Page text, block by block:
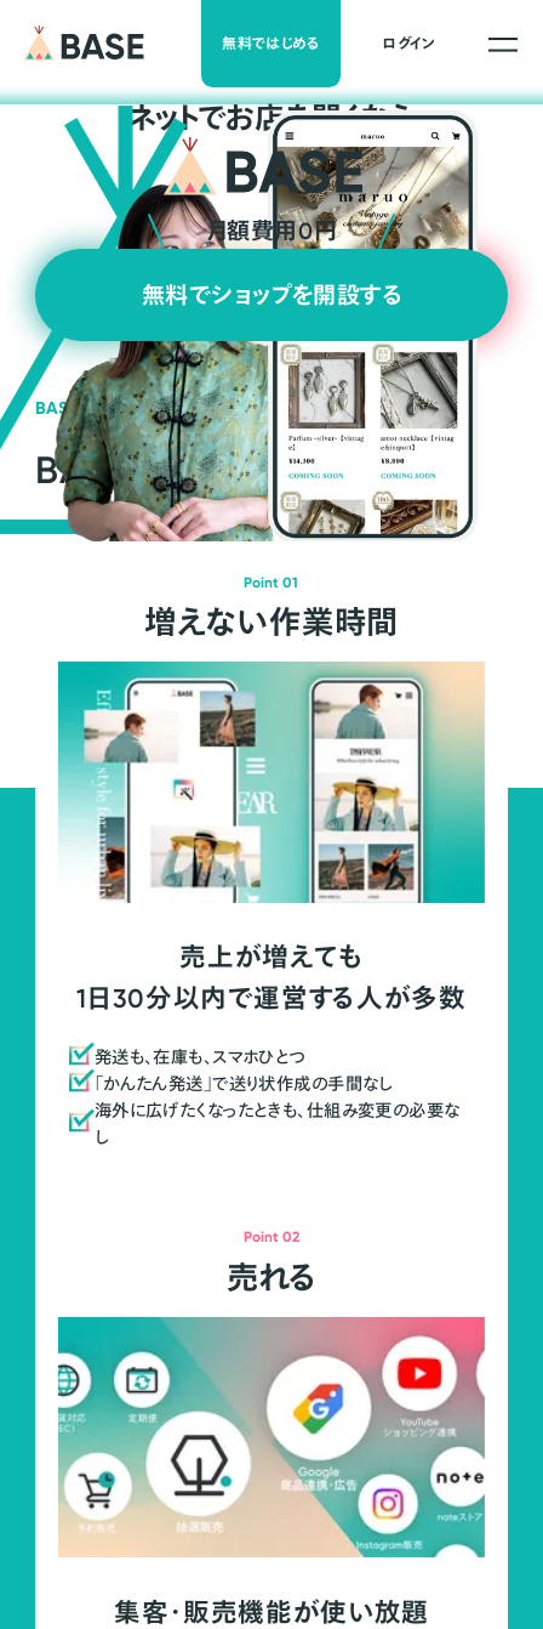
無料ではじめる ログイン
ネットでお店を開くなら
月額費用0円
無料でショップを開設する
BASEの強み
BASEが強い3つの理由
Point 01
増えない作業時間
売上が増えても
1日30分以内で運営する人が多数
発送も、在庫も、スマホひとつ
「かんたん発送」で送り状作成の手間なし
海外に広げたくなったときも、仕組み変更の必要な
し
Point 02
売れる
集客・販売機能が使い放題